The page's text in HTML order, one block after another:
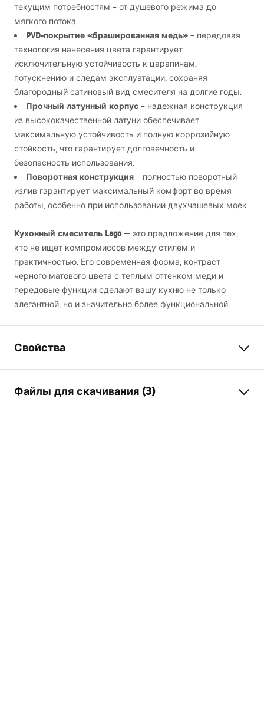
текущим потребностям – от душевого режима до
мягкого потока.
PVD-покрытие «брашированная медь» – передовая
технология нанесения цвета гарантирует
исключительную устойчивость к царапинам,
потускнению и следам эксплуатации, сохраняя
благородный сатиновый вид смесителя на долгие годы.
Прочный латунный корпус – надежная конструкция
из высококачественной латуни обеспечивает
максимальную устойчивость и полную коррозийную
стойкость, что гарантирует долговечность и
безопасность использования.
Поворотная конструкция – полностью поворотный
излив гарантирует максимальный комфорт во время
работы, особенно при использовании двухчашевых моек.
Кухонный смеситель Lago— это предложение для тех,
кто не ищет компромиссов между стилем и
практичностью. Его современная форма, контраст
черного матового цвета с теплым оттенком меди и
передовые функции сделают вашу кухню не только
элегантной, но и значительно более функциональной.
Свойства
Способ монтажа
Напольный
Цвет
матовая медь
Файлы для скачивания (3)